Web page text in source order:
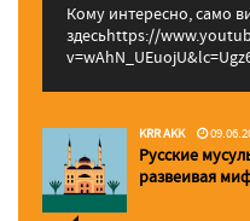
Кому интересно, само
здесьhttps://
KRR AKK
Русские
pазвеивая